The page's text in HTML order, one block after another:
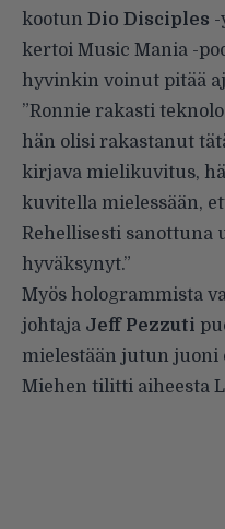
kootun Dio Disciples -
kertoi Music Mania -
hyvinkin voinut pitää
”Ronnie rakasti
hän olisi rakastanut
kirjava mielikuvitus,
kuvitella mielessään,
Rehellisesti sanottuna
hyväksynyt.”
Myös hologrammista
johtaja Jeff Pezzuti
mielestään jutun juoni
Miehen tilitti aiheesta